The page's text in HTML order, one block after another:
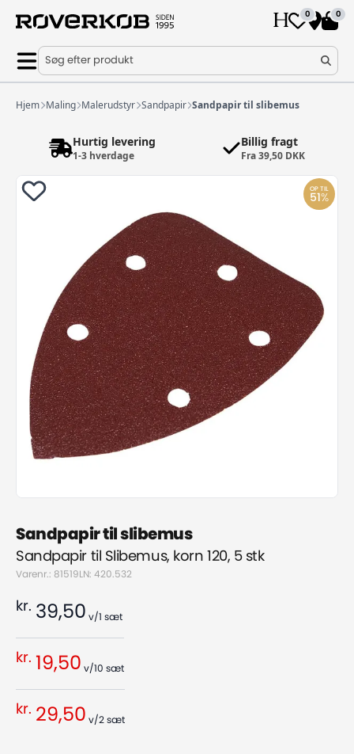
0 0
Søg efter produkt
Hjem Maling Malerudstyr Sandpapir Sandpapir til slibemus
Hurtig levering
1-3 hverdage
Billig fragt
Fra 39,50 DKK
OP TIL
51 %
Sandpapir til slibemus
Sandpapir til Slibemus, korn 120, 5 stk
Varenr.: 81519LN: 420.532
kr. 39,50 v/1 sæt
kr. 19,50 v/10 sæt
kr. 29,50 v/2 sæt